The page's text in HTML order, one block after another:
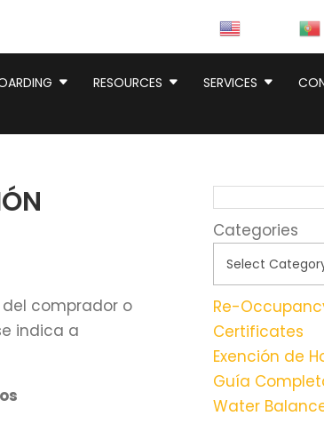
RESOURCES SERVICES
comprador o
indica a
Categories
Re-
Certificates
Exención de
Guía
Water